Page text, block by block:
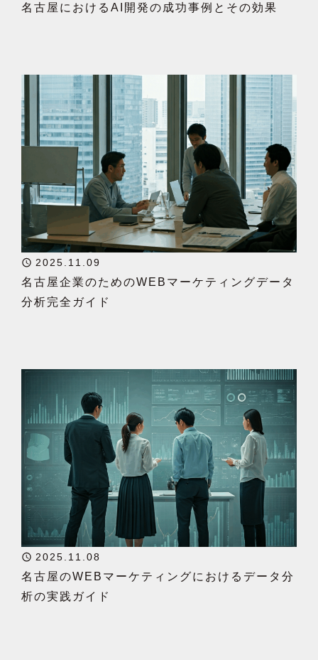
名古屋におけるAI開発の成功事例とその効果
2025.11.09
名古屋企業のためのWEBマーケティングデータ
分析完全ガイド
2025.11.08
名古屋のWEBマーケティングにおけるデータ分
析の実践ガイド